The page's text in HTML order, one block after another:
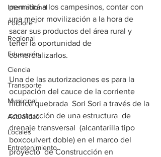
Internacional
Folclore
Regional
Educación
Ciencia
Transporte
Municipal
Actualidad
Locales
Entretenimiento
permitirá a los campesinos, contar con
una mejor movilización a la hora de
sacar sus productos del área rural y
tener la oportunidad de
comercializarlos.
Una de las autorizaciones es para la
ocupación del cauce de la corriente
hídrica quebrada  Sori Sori a través de la
construcción de una estructura  de
drenaje transversal  (alcantarilla tipo
boxcoulvert doble) en el marco del
proyecto  de Construcción en